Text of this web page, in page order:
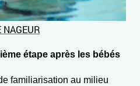
NAGEUR
étape après les bébés
familiarisation au milieu